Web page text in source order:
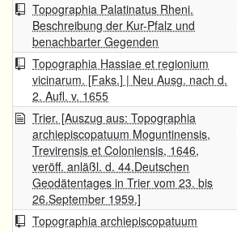
Topographia Palatinatus Rheni.
Beschreibung der Kur-Pfalz und
benachbarter Gegenden
Topographia Hassiae et regionium
vicinarum. [Faks.] | Neu Ausg. nach d.
2. Aufl. v. 1655
Trier. [Auszug aus: Topographia
archiepiscopatuum Moguntinensis,
Trevirensis et Coloniensis, 1646,
veröff. anläßl. d. 44.Deutschen
Geodätentages in Trier vom 23. bis
26.September 1959.]
Topographia archiepiscopatuum